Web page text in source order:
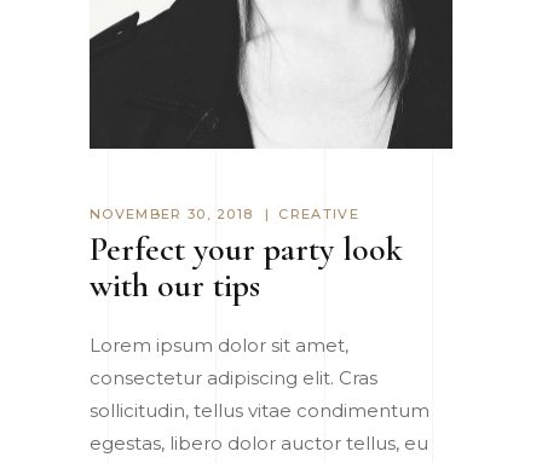
NOVEMBER 30, 2018 CREATIVE
Perfect your party look
with our tips
Lorem ipsum dolor sit amet,
consectetur adipiscing elit. Cras
sollicitudin, tellus vitae condimentum
egestas, libero dolor auctor tellus, eu